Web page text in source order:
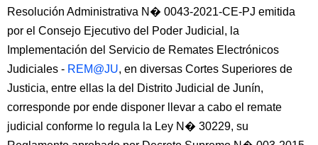
Resolución Administrativa N� 0043-2021-CE-PJ emitida
por el Consejo Ejecutivo del Poder Judicial, la
Implementación del Servicio de Remates Electrónicos
Judiciales - REM@JU, en diversas Cortes Superiores de
Justicia, entre ellas la del Distrito Judicial de Junín,
corresponde por ende disponer llevar a cabo el remate
judicial conforme lo regula la Ley N� 30229, su